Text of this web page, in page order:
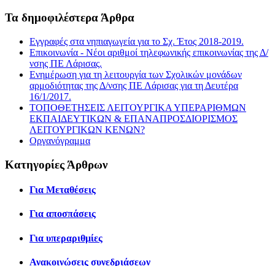
Τα δημοφιλέστερα Άρθρα
Εγγραφές στα νηπιαγωγεία για το Σχ. Έτος 2018-2019.
Επικοινωνία - Νέοι αριθμοί τηλεφωνικής επικοινωνίας της Δ/
νσης ΠΕ Λάρισας.
Ενημέρωση για τη λειτουργία των Σχολικών μονάδων
αρμοδιότητας της Δ/νσης ΠΕ Λάρισας για τη Δευτέρα
16/1/2017.
ΤΟΠΟΘΕΤΗΣΕΙΣ ΛΕΙΤΟΥΡΓΙΚΑ ΥΠΕΡΑΡΙΘΜΩΝ
ΕΚΠΑΙΔΕΥΤΙΚΩΝ & ΕΠΑΝΑΠΡΟΣΔΙΟΡΙΣΜΟΣ
ΛΕΙΤΟΥΡΓΙΚΩΝ ΚΕΝΩΝ?
Οργανόγραμμα
Κατηγορίες Άρθρων
Για Μεταθέσεις
Για αποσπάσεις
Για υπεραριθμίες
Ανακοινώσεις συνεδριάσεων